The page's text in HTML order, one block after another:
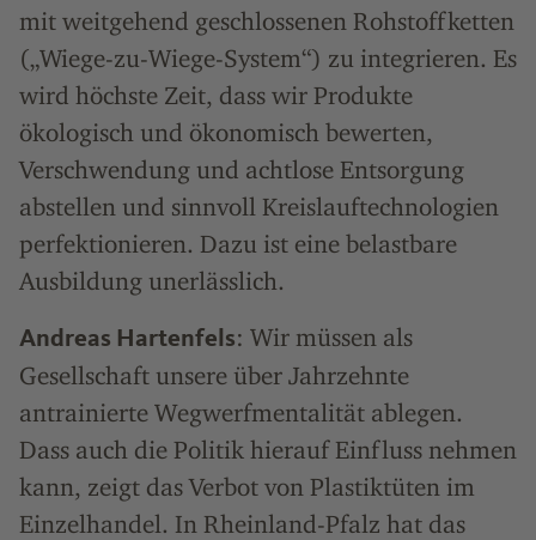
mit weitgehend geschlossenen Rohstoffketten
(„Wiege-zu-Wiege-System“) zu integrieren. Es
wird höchste Zeit, dass wir Produkte
ökologisch und ökonomisch bewerten,
Verschwendung und achtlose Entsorgung
abstellen und sinnvoll Kreislauftechnologien
perfektionieren. Dazu ist eine belastbare
Ausbildung unerlässlich.
Andreas Hartenfels: Wir müssen als
Gesellschaft unsere über Jahrzehnte
antrainierte Wegwerfmentalität ablegen.
Dass auch die Politik hierauf Einfluss nehmen
kann, zeigt das Verbot von Plastiktüten im
Einzelhandel. In Rheinland-Pfalz hat das